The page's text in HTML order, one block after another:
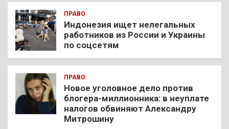
ПРАВО
Индонезия ищет нелегальных
работников из России и Украины
по соцсетям
ПРАВО
Новое уголовное дело против
блогера-миллионника: в неуплате
налогов обвиняют Александру
Митрошину